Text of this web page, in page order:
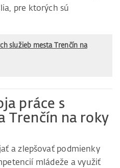
pre ktorých sú
služieb mesta Trenčín na
práce s
Trenčín na roky
a zlepšovať podmienky
mládeže a využiť